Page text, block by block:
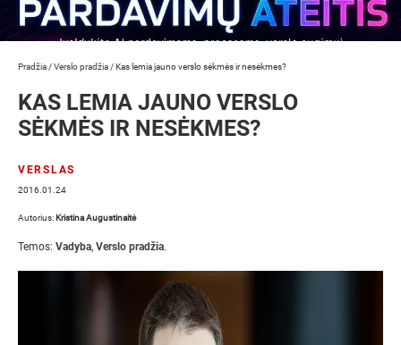
Pradžia /Verslo pradžia /Kas lemia jauno verslo sėkmės ir nesėkmes?
KAS LEMIA JAUNO VERSLO
SĖKMĖS IR NESĖKMES?
VERSLAS
2016.01.24
Autorius: Kristina Augustinaitė
Temos: Vadyba, Verslo pradžia.